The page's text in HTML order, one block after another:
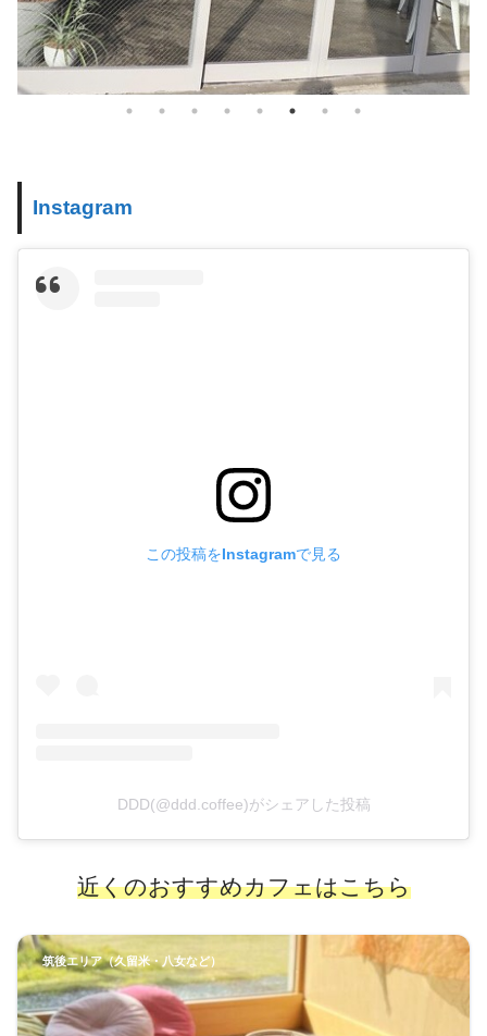
Instagram
この投稿をInstagramで見る
DDD(@ddd.coffee)がシェアした投稿
近くのおすすめカフェはこちら
筑後エリア（久留米・八女など）